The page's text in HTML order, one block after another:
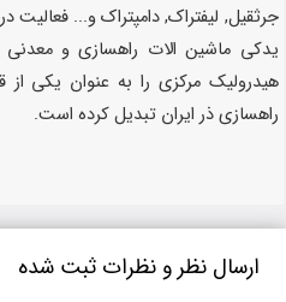
جرثقیل, لیفتراک, دامپتراک و... فعالیت
یدکی ماشین الات راهسازی و
هیدرولیک مرکزی را به عنوان یکی
راهسازی ذر ایران تبدیل کرده است.
ارسال نظر و نظرات ثبت شده